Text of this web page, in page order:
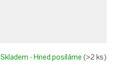
Skladem - Hned posíláme (>2 ks)